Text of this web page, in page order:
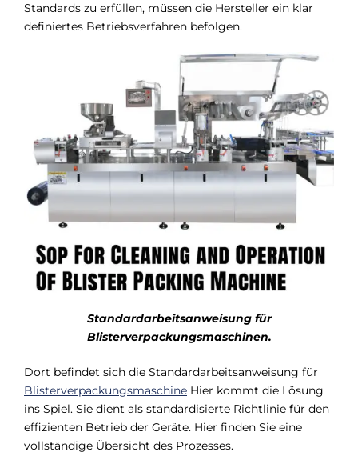
Standards zu erfüllen, müssen die Hersteller ein klar
definiertes Betriebsverfahren befolgen.
Standardarbeitsanweisung für
Blisterverpackungsmaschinen.
Dort befindet sich die Standardarbeitsanweisung für
Blisterverpackungsmaschine Hier kommt die Lösung
ins Spiel. Sie dient als standardisierte Richtlinie für den
effizienten Betrieb der Geräte. Hier finden Sie eine
vollständige Übersicht des Prozesses.